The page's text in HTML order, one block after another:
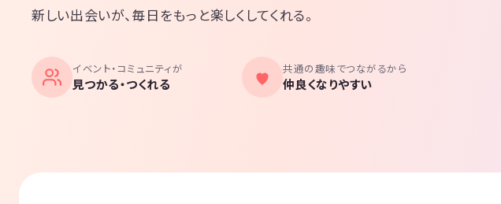
新しい出会いが、毎日をもっと楽しくしてくれる。
イベント・コミュニティが
見つかる・つくれる
共通の趣味でつながるから
仲良くなりやすい